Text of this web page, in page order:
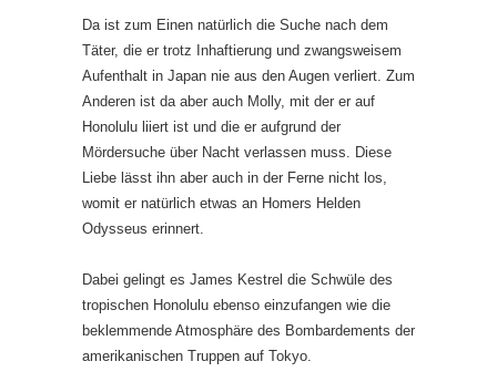
Da ist zum Einen natürlich die Suche nach dem
Täter, die er trotz Inhaftierung und zwangsweisem
Aufenthalt in Japan nie aus den Augen verliert. Zum
Anderen ist da aber auch Molly, mit der er auf
Honolulu liiert ist und die er aufgrund der
Mördersuche über Nacht verlassen muss. Diese
Liebe lässt ihn aber auch in der Ferne nicht los,
womit er natürlich etwas an Homers Helden
Odysseus erinnert.
Dabei gelingt es James Kestrel die Schwüle des
tropischen Honolulu ebenso einzufangen wie die
beklemmende Atmosphäre des Bombardements der
amerikanischen Truppen auf Tokyo.